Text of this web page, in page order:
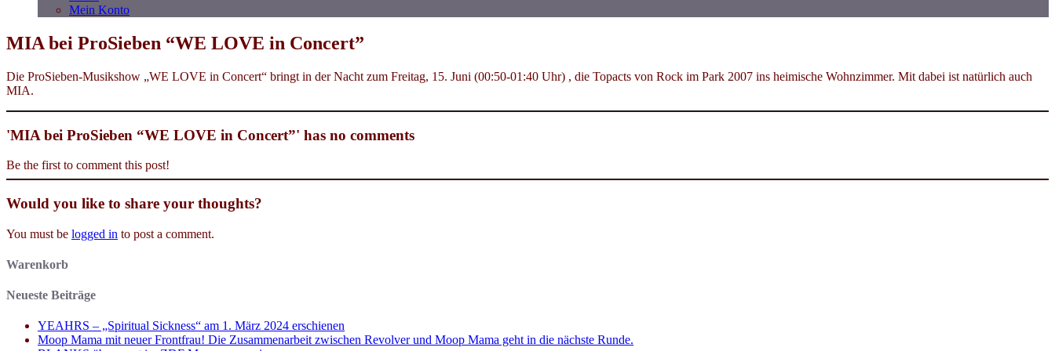
Mein Konto
MIA bei ProSieben “WE LOVE in Concert”
Die ProSieben-Musikshow „WE LOVE in Concert“ bringt in der Nacht zum Freitag, 15. Juni (00:50-01:40 Uhr) , die Topacts von Rock im Park 2007 ins heimische Wohnzimmer. Mit dabei ist natürlich auch
MIA.
'MIA bei ProSieben “WE LOVE in Concert”' has no comments
Be the first to comment this post!
Would you like to share your thoughts?
You must be logged in to post a comment.
Warenkorb
Neueste Beiträge
YEAHRS – „Spiritual Sickness“ am 1. März 2024 erschienen
Moop Mama mit neuer Frontfrau! Die Zusammenarbeit zwischen Revolver und Moop Mama geht in die nächste Runde.